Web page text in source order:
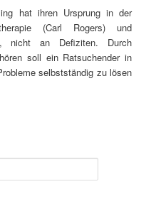
hat ihren Ursprung in der
(Carl Rogers) und
nicht an Defiziten. Durch
soll ein Ratsuchender in
selbstständig zu lösen